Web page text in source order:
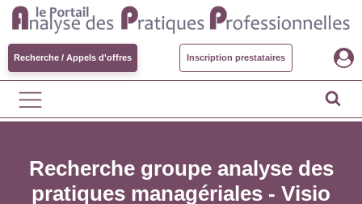
Recherche / Appels d'offres Inscription prestataires
Recherche groupe analyse des
pratiques managériales - Visio